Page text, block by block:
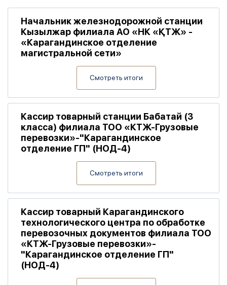
Начальник железнодорожной станции
Кызылжар филиала АО «НК «ҚТЖ» -
«Карагандинское отделение
магистральной сети»
Смотреть итоги
Кассир товарный станции Бабатай (3
класса) филиала ТОО «КТЖ-Грузовые
перевозки»-"Карагандинское
отделение ГП" (НОД-4)
Смотреть итоги
Кассир товарный Карагандинского
технологического центра по обработке
перевозочных документов филиала ТОО
«КТЖ-Грузовые перевозки»-
"Карагандинское отделение ГП"
(НОД-4)